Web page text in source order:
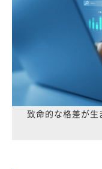
致命的な格差が